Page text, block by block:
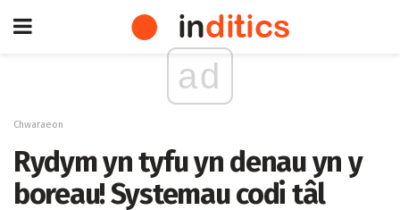
ad
Chwaraeon
Rydym yn tyfu yn denau yn y
boreau! Systemau codi tâl